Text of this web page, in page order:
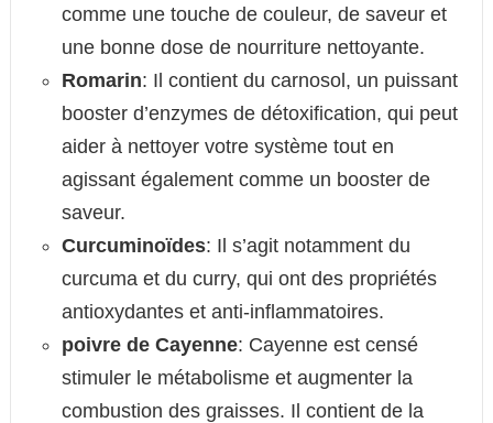
comme une touche de couleur, de saveur et
une bonne dose de nourriture nettoyante.
Romarin: Il contient du carnosol, un puissant
booster d’enzymes de détoxification, qui peut
aider à nettoyer votre système tout en
agissant également comme un booster de
saveur.
Curcuminoïdes: Il s’agit notamment du
curcuma et du curry, qui ont des propriétés
antioxydantes et anti-inflammatoires.
poivre de Cayenne: Cayenne est censé
stimuler le métabolisme et augmenter la
combustion des graisses. Il contient de la